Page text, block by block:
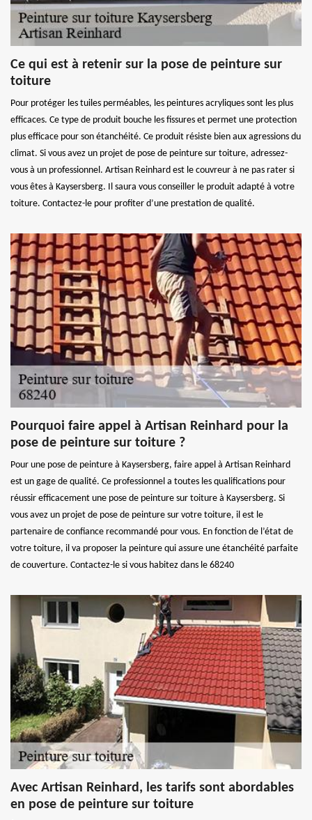
Ce qui est à retenir sur la pose de peinture sur
toiture
Pour protéger les tuiles perméables, les peintures acryliques sont les plus
efficaces. Ce type de produit bouche les fissures et permet une protection
plus efficace pour son étanchéité. Ce produit résiste bien aux agressions du
climat. Si vous avez un projet de pose de peinture sur toiture, adressez-
vous à un professionnel. Artisan Reinhard est le couvreur à ne pas rater si
vous êtes à Kaysersberg. Il saura vous conseiller le produit adapté à votre
toiture. Contactez-le pour profiter d’une prestation de qualité.
Pourquoi faire appel à Artisan Reinhard pour la
pose de peinture sur toiture ?
Pour une pose de peinture à Kaysersberg, faire appel à Artisan Reinhard
est un gage de qualité. Ce professionnel a toutes les qualifications pour
réussir efficacement une pose de peinture sur toiture à Kaysersberg. Si
vous avez un projet de pose de peinture sur votre toiture, il est le
partenaire de confiance recommandé pour vous. En fonction de l’état de
votre toiture, il va proposer la peinture qui assure une étanchéité parfaite
de couverture. Contactez-le si vous habitez dans le 68240
Avec Artisan Reinhard, les tarifs sont abordables
en pose de peinture sur toiture